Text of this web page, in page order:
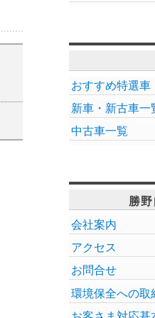
おすすめ特選車
新車・新古車一
中古車一覧
勝
会社案内
アクセス
お問合せ
環境保全への取